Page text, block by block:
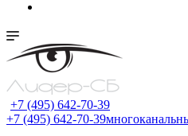
+7 (495) 642-70-39
+7 (495) 642-70-39